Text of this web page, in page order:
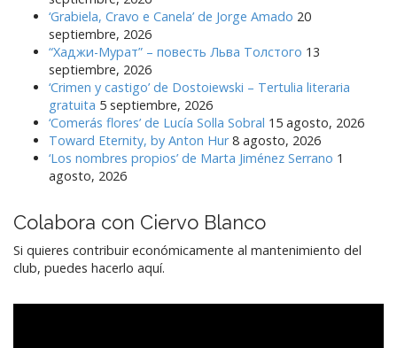
‘Grabiela, Cravo e Canela’ de Jorge Amado 20
septiembre, 2026
“Хаджи-Мурат” – повесть Льва Толстого 13
septiembre, 2026
‘Crimen y castigo’ de Dostoiewski – Tertulia literaria
gratuita 5 septiembre, 2026
‘Comerás flores’ de Lucía Solla Sobral 15 agosto, 2026
Toward Eternity, by Anton Hur 8 agosto, 2026
‘Los nombres propios’ de Marta Jiménez Serrano 1
agosto, 2026
Colabora con Ciervo Blanco
Si quieres contribuir económicamente al mantenimiento del
club, puedes hacerlo aquí.